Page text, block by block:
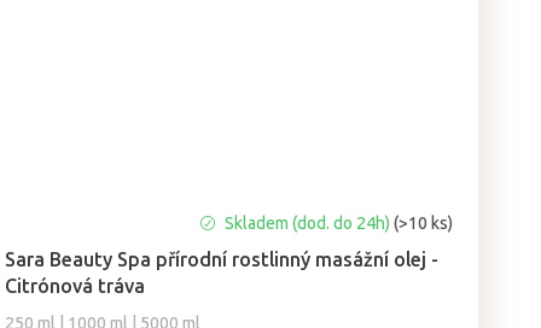
Sara Beauty Spa přírodní rostlinný masážní olej -
Citrónová tráva
250 ml | 1000 ml | 5000 ml
produktu
je
5,0
Skladem (dod. do 24h) (>10 ks)